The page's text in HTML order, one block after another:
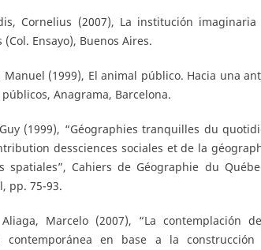
Cornelius (2007), La institución
(Col. Ensayo), Buenos Aires.
Manuel (1999), El animal público. Hacia una
Anagrama, Barcelona.
(1999), “Géographies tranquilles du
dessciences sociales et de la
spatiales”, Cahiers de Géographie du
pp. 75-93.
Aliaga, Marcelo (2007), “La contemplación
contemporánea en base a la construcción